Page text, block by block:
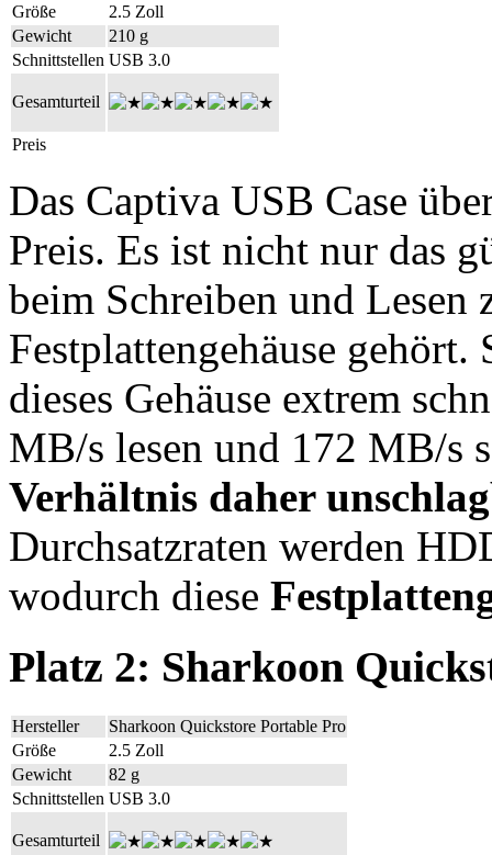
Größe
2.5 Zoll
Gewicht
210 g
Schnittstellen USB 3.0
Gesamturteil
Preis
Das Captiva USB Case
Preis. Es ist nicht nur das
beim Schreiben und Lesen
Festplattengehäuse
dieses Gehäuse extrem
MB/s lesen und 172 MB/s
Verhältnis daher
Durchsatzraten werden
wodurch diese
Platz 2: Sharkoon
Hersteller
Sharkoon Quickstore Portable Pro
Größe
2.5 Zoll
Gewicht
82 g
Schnittstellen USB 3.0
Gesamturteil